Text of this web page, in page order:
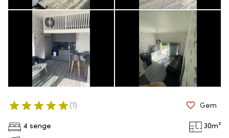
4 senge 30m²
( 1 ) Gem